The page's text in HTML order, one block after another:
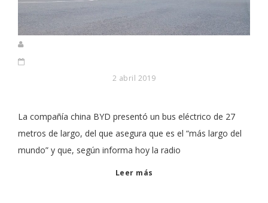
2 abril 2019
La compañía china BYD presentó un bus eléctrico de 27
metros de largo, del que asegura que es el “más largo del
mundo” y que, según informa hoy la radio
Leer más